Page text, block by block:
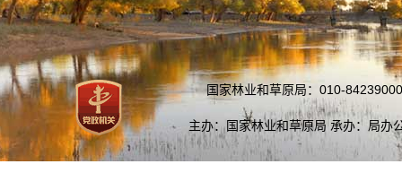
国家林业和草原局：010-
主办：国家林业和草原局 承办：局办